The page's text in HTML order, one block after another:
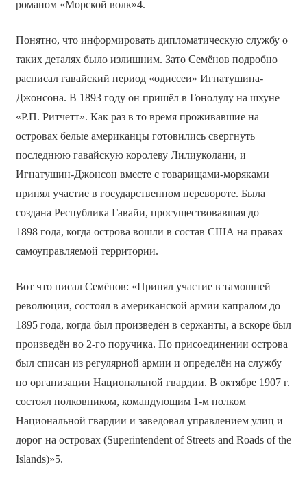
романом «Морской волк»4.
Понятно, что информировать дипломатическую службу о
таких деталях было излишним. Зато Семёнов подробно
расписал гавайский период «одиссеи» Игнатушина-
Джонсона. В 1893 году он пришёл в Гонолулу на шхуне
«Р.П. Ритчетт». Как раз в то время проживавшие на
островах белые американцы готовились свергнуть
последнюю гавайскую королеву Лилиуколани, и
Игнатушин-Джонсон вместе с товарищами-моряками
принял участие в государственном перевороте. Была
создана Республика Гавайи, просуществовавшая до
1898 года, когда острова вошли в состав США на правах
самоуправляемой территории.
Вот что писал Семёнов: «Принял участие в тамошней
революции, состоял в американской армии капралом до
1895 года, когда был произведён в сержанты, а вскоре был
произведён во 2-го поручика. По присоединении острова
был списан из регулярной армии и определён на службу
по организации Национальной гвардии. В октябре 1907 г.
состоял полковником, командующим 1-м полком
Национальной гвардии и заведовал управлением улиц и
дорог на островах (Superintendent of Streets and Roads of the
Islands)»5.